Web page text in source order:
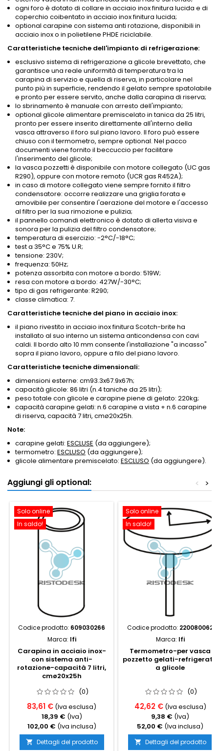
ogni foro è dotato di collare in acciaio inox finitura lucida e di
coperchio coibentato in acciaio inox finitura lucida;
optional carapine con sistema anti rotazione, disponibili in
acciaio inox o in polietilene PHDE riciclabile.
Caratteristiche tecniche dell'impianto di refrigerazione:
esclusivo sistema di refrigerazione a glicole brevettato, che
garantisce una reale uniformità di temperatura tra la
carapina di servizio e quella di riserva, in particolare nel
punto più in superficie, rendendo il gelato sempre spatolabile
e pronto per essere servito, anche dalla carapina di riserva;
lo sbrinamento è manuale con arresto dell'impianto;
optional glicole alimentare premiscelato in tanica da 25 litri,
pronto per essere inserito direttamente all'interno della
vasca attraverso il foro sul piano lavoro. Il foro può essere
chiuso con il termometro, sempre optional. Nel pacco
documenti viene fornito il beccuccio per facilitare
l'inserimento del glicole;
la vasca pozzetti è disponibile con motore collegato (UC gas
R290), oppure con motore remoto (UCR gas R452A);
in caso di motore collegato viene sempre fornito il filtro
condensatore: occorre realizzare una griglia forata e
amovibile per consentire l'aerazione del motore e l'accesso
al filtro per la sua rimozione e pulizia;
il pannello comandi elettronico è dotato di allerta visiva e
sonora per la pulizia del filtro condensatore;
temperatura di esercizio: -2°C/-18°C;
test a 35°C e 75% U.R;
tensione: 230V;
frequenza: 50Hz;
potenza assorbita con motore a bordo: 519W;
resa con motore a bordo: 427W/-30°C;
tipo di gas refrigerante: R290;
classe climatica: 7.
Caratteristiche tecniche del piano in acciaio inox:
il piano rivestito in acciaio inox finitura Scotch-brite ha
installato al suo interno un sistema anticondensa con cavi
caldi. Il bordo alto 10 mm consente l'installazione "a incasso"
sopra il piano lavoro, oppure a filo del piano lavoro.
Caratteristiche tecniche dimensionali:
dimensioni esterne: cm93.3x67.9x67h;
capacità glicole: 86 litri (n.4 taniche da 25 litri);
peso totale con glicole e carapine piene di gelato: 220kg;
capacità carapine gelati: n.6 carapine a vista + n.6 carapine
di riserva, capacità 7 litri, cmø20x25h.
Note:
carapine gelati: ESCLUSE (da aggiungere);
termometro: ESCLUSO (da aggiungere);
glicole alimentare premiscelato: ESCLUSO (da aggiungere).
Aggiungi gli optional: >
<
Solo online
In saldo!
Codice prodotto: 609030266
Marca: Ifi
Carapina in acciaio inox-
con sistema anti-
rotazione-capacità 7 litri,
cmø20x25h
(0)
83,61 € (Iva esclusa)
18,39 € (Iva)
102,00 € (Iva inclusa)
 Dettagli del prodotto
Solo online
In saldo!
Codice prodotto: 220080062
Marca: Ifi
Termometro-per vasca
pozzetto gelati-refrigerata
a glicole
(0)
42,62 € (Iva esclusa)
9,38 € (Iva)
52,00 € (Iva inclusa)
 Dettagli del prodotto